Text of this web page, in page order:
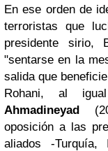
En ese orden de
terroristas que
presidente sirio,
"sentarse en la
salida que
Rohani, al
Ahmadineyad
oposición a las
aliados -